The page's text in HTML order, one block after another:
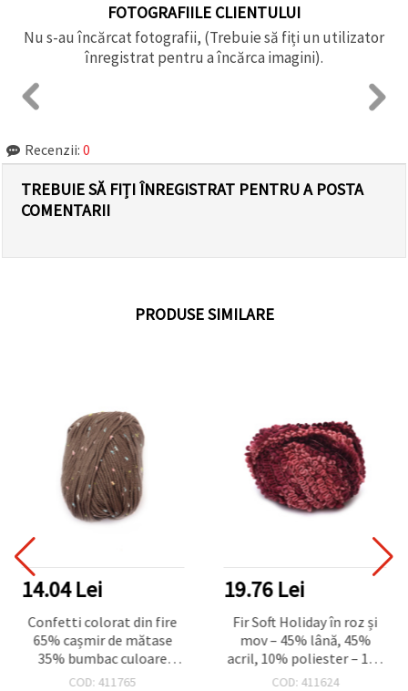
FOTOGRAFIILE CLIENTULUI
Nu s-au încărcat fotografii, (Trebuie să fiți un utilizator
înregistrat pentru a încărca imagini).
Recenzii: 0
TREBUIE SĂ FIȚI ÎNREGISTRAT PENTRU A POSTA
COMENTARII
PRODUSE SIMILARE
14.04 Lei
Confetti colorat din fire
65% cașmir de mătase
35% bumbac culoare
maro -50 grame
COD: 411765
19.76 Lei
Fir Soft Holiday în roz și
mov – 45% lână, 45%
acril, 10% poliester – 100
g (55 m) – perfect pentru
COD: 411624